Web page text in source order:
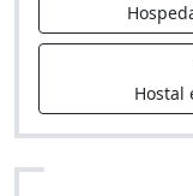
Hostal